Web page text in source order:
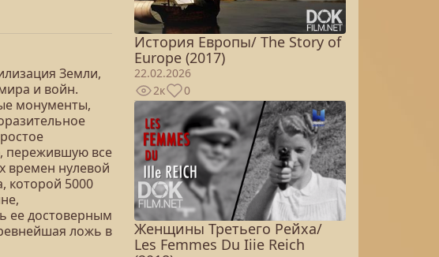
Земли,
и войн.
монументы,
пережившую все
времен нулевой
которой 5000
ее достоверным
ложь в
История Европы/ The Story of
Europe (2017)
22.02.2026
2к
0
Женщины Третьего Рейха/
Les Femmes Du Iiie Reich